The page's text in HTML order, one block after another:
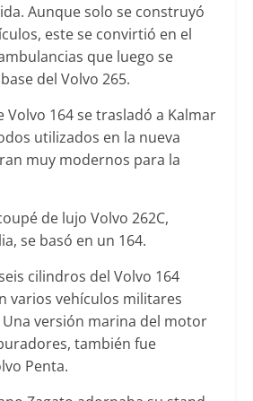
Aunque solo se construyó
este se convirtió en el
que luego se
del Volvo 265.
Volvo 164 se trasladó a Kalmar
utilizados en la nueva
muy modernos para la
de lujo Volvo 262C,
se basó en un 164.
cilindros del Volvo 164
varios vehículos militares
versión marina del motor
también fue
Penta.